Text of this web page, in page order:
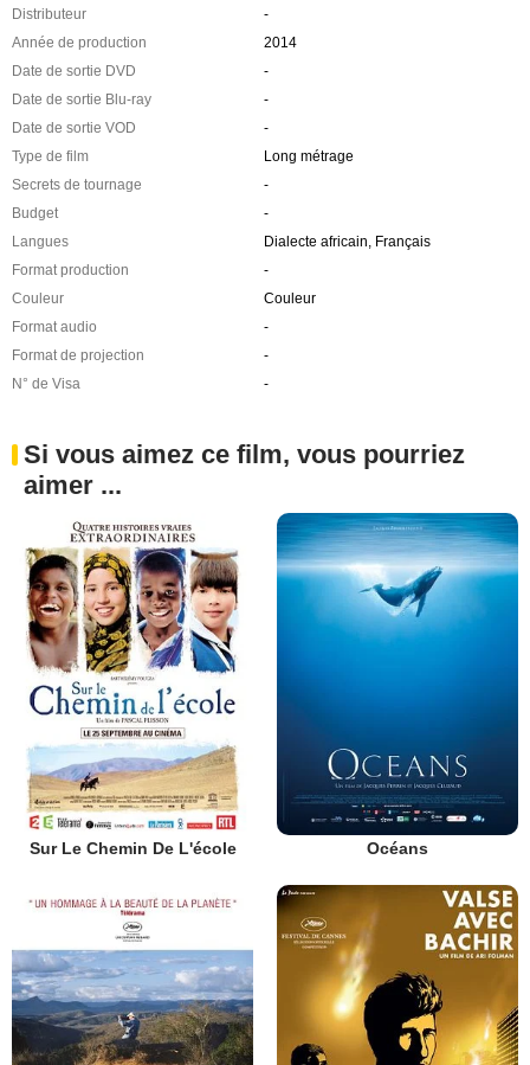
Distributeur
-
Année de production
2014
Date de sortie DVD
-
Date de sortie Blu-ray
-
Date de sortie VOD
-
Type de film
Long métrage
Secrets de tournage
-
Budget
-
Langues
Dialecte africain, Français
Format production
-
Couleur
Couleur
Format audio
-
Format de projection
-
N° de Visa
-
Si vous aimez ce film, vous pourriez
aimer ...
Sur Le Chemin De L'école Océans